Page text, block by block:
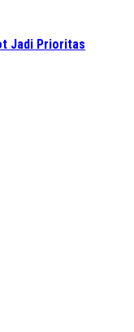
Jadi Prioritas